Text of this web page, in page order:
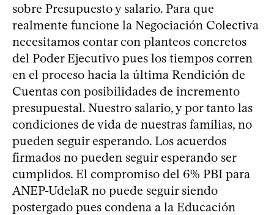
sobre Presupuesto y salario. Para que
realmente funcione la Negociación Colectiva
necesitamos contar con planteos concretos
del Poder Ejecutivo pues los tiempos corren
en el proceso hacia la última Rendición de
Cuentas con posibilidades de incremento
presupuestal. Nuestro salario, y por tanto las
condiciones de vida de nuestras familias, no
pueden seguir esperando. Los acuerdos
firmados no pueden seguir esperando ser
cumplidos. El compromiso del 6% PBI para
ANEP-UdelaR no puede seguir siendo
postergado pues condena a la Educación